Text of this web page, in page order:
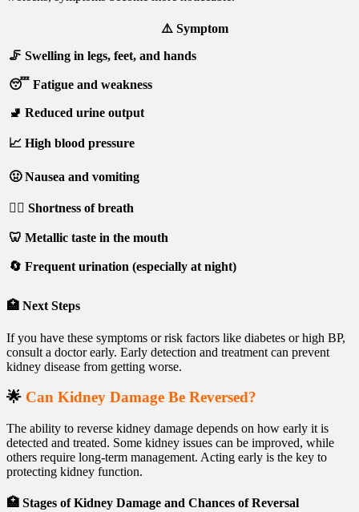
⚠️ Symptom
🦵 Swelling in legs, feet, and hands
😴 Fatigue and weakness
🚽 Reduced urine output
📈 High blood pressure
🤢 Nausea and vomiting
🧑‍⚕️ Shortness of breath
🦷 Metallic taste in the mouth
🔄 Frequent urination (especially at night)
🏥 Next Steps
If you have these symptoms or risk factors like diabetes or high BP,
consult a doctor early. Early detection and treatment can prevent
kidney disease from getting worse.
🌟 Can Kidney Damage Be Reversed?
The ability to reverse kidney damage depends on how early it is
detected and treated. Some kidney issues can be improved, while
others require long-term management. Acting early is the key to
protecting kidney function.
🏥 Stages of Kidney Damage and Chances of Reversal